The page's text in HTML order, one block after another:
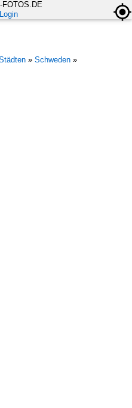
-FOTOS.DE
Login
» Schweden »